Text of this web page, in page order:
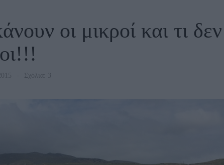
οι μικροί και τι δεν
Σχόλια: 3